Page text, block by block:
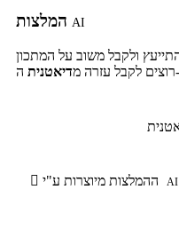
AI
רוצים לקבל עזרה מדיאטנית
 AI